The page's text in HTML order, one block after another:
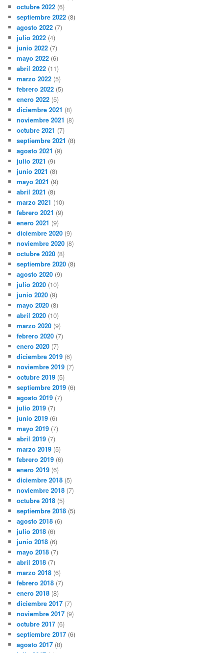
octubre 2022 (6)
septiembre 2022 (8)
agosto 2022 (7)
julio 2022 (4)
junio 2022 (7)
mayo 2022 (6)
abril 2022 (11)
marzo 2022 (5)
febrero 2022 (5)
enero 2022 (5)
diciembre 2021 (8)
noviembre 2021 (8)
octubre 2021 (7)
septiembre 2021 (8)
agosto 2021 (9)
julio 2021 (9)
junio 2021 (8)
mayo 2021 (9)
abril 2021 (8)
marzo 2021 (10)
febrero 2021 (9)
enero 2021 (9)
diciembre 2020 (9)
noviembre 2020 (8)
octubre 2020 (8)
septiembre 2020 (8)
agosto 2020 (9)
julio 2020 (10)
junio 2020 (9)
mayo 2020 (8)
abril 2020 (10)
marzo 2020 (9)
febrero 2020 (7)
enero 2020 (7)
diciembre 2019 (6)
noviembre 2019 (7)
octubre 2019 (5)
septiembre 2019 (6)
agosto 2019 (7)
julio 2019 (7)
junio 2019 (6)
mayo 2019 (7)
abril 2019 (7)
marzo 2019 (5)
febrero 2019 (6)
enero 2019 (6)
diciembre 2018 (5)
noviembre 2018 (7)
octubre 2018 (5)
septiembre 2018 (5)
agosto 2018 (6)
julio 2018 (6)
junio 2018 (6)
mayo 2018 (7)
abril 2018 (7)
marzo 2018 (6)
febrero 2018 (7)
enero 2018 (8)
diciembre 2017 (7)
noviembre 2017 (9)
octubre 2017 (6)
septiembre 2017 (6)
agosto 2017 (8)